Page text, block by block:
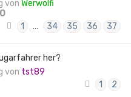
von Werwolfi
1
… 34 35 36 37
her?
von tst89
1 2